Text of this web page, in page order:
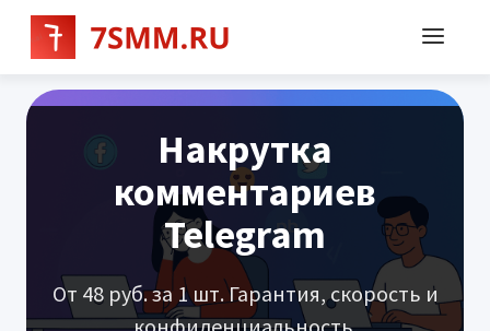
Накрутка
комментариев
Telegram
От 48 руб. за 1 шт. Гарантия, скорость и